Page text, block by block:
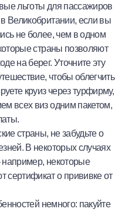
льготы для пассажиров
Великобритании, если вы
не более, чем в одном
страны позволяют
на берег. Уточните эту
чтобы облегчить
круиз через турфирму,
всех виз одним пакетом,
страны, не забудьте о
В некоторых случаях
некоторые
о прививке от
немного: пакуйте